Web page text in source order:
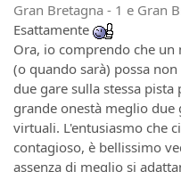
Gran Bretagna - 1 e Gran
Esattamente
Ora, io comprendo che
(o quando sarà) possa
due gare sulla stessa
grande onestà meglio due
virtuali. L'entusiasmo che
contagioso, è bellissimo
assenza di meglio si